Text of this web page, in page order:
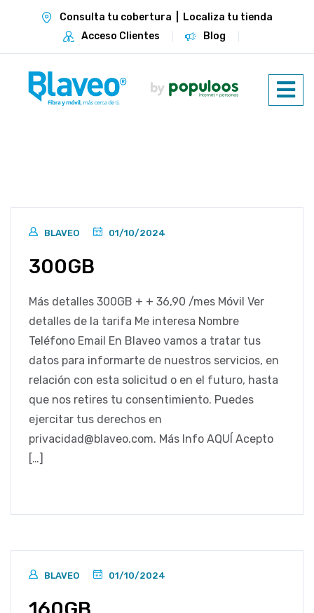
Consulta tu cobertura
Localiza tu tienda
Acceso Clientes
Blog
BLAVEO 01/10/2024
300GB
Más detalles 300GB + + 36,90 /mes Móvil Ver
detalles de la tarifa Me interesa Nombre
Teléfono Email En Blaveo vamos a tratar tus
datos para informarte de nuestros servicios, en
relación con esta solicitud o en el futuro, hasta
que nos retires tu consentimiento. Puedes
ejercitar tus derechos en
privacidad@blaveo.com. Más Info AQUÍ Acepto
[…]
BLAVEO 01/10/2024